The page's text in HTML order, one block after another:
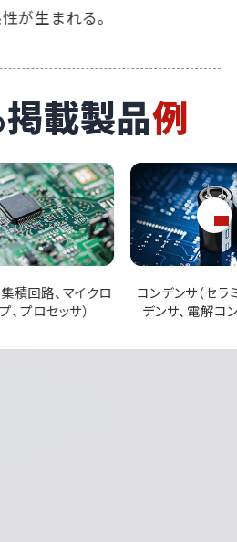
メルマガが魅力。
掲載製品例
（セラミックコン
電解コンデンサ）
トランジスタ（バ
ランジスタ、